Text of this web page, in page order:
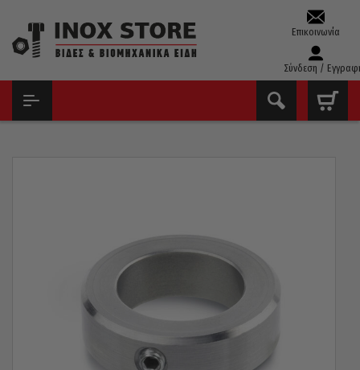
Επικοινωνία
Σύνδεση /